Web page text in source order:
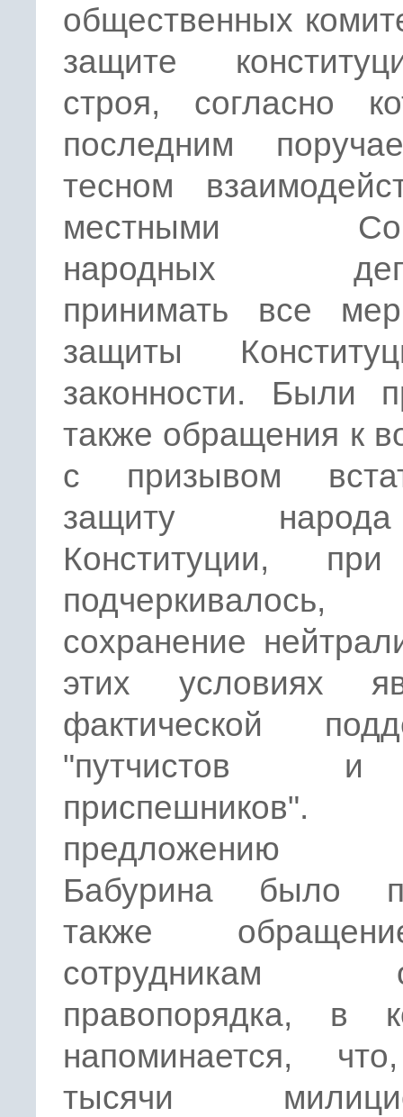
общественных
защите
строя, согласно
последним
тесном
местными
народных
принимать все
защиты
законности. Были
также обращения к
с призывом
защиту
Конституции,
сохранение
этих условиях
фактической
"путчистов
предложению
Бабурина было
также
сотрудникам
правопорядка, в
напоминается,
тысячи